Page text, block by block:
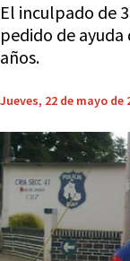
El inculpado de
pedido de
años.
Jueves, 22 de mayo de